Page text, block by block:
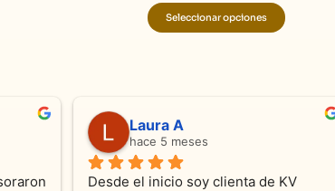
Seleccionar opciones
Laura A
hace 5 meses
Desde el inicio soy clienta de KV